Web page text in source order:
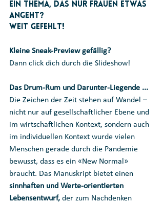
Ein Thema, das nur Frauen etwas
angeht?
Weit gefehlt!
Kleine Sneak-Preview gefällig?
Dann click dich durch die Slideshow!
Das Drum-Rum und Darunter-Liegende ...
Die Zeichen der Zeit stehen auf Wandel –
nicht nur auf gesellschaftlicher Ebene und
im wirtschaftlichen Kontext, sondern auch
im individuellen Kontext wurde vielen
Menschen gerade durch die Pandemie
bewusst, dass es ein «New Normal»
braucht. Das Manuskript bietet einen
sinnhaften und Werte-orientierten
Lebensentwurf, der zum Nachdenken